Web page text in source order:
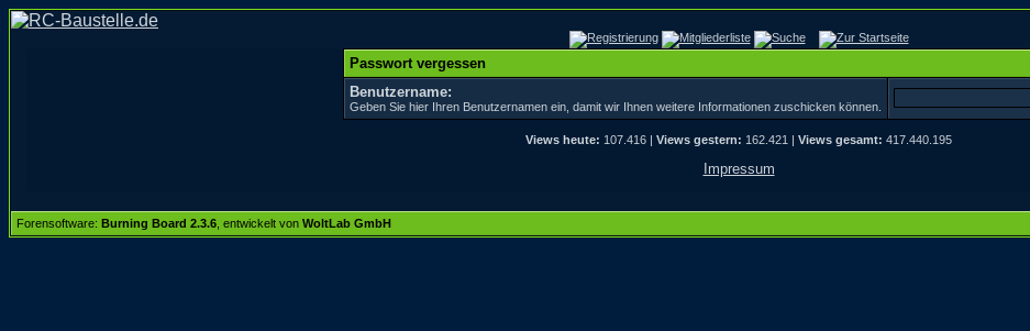
Passwort vergessen
Benutzername:
Geben Sie hier Ihren Benutzernamen ein, damit wir Ihnen weitere Informationen zuschicken können.
Views heute: 107.416 | Views gestern: 162.421 | Views gesamt: 417.440.195
Impressum
Forensoftware: Burning Board 2.3.6 , entwickelt von WoltLab GmbH